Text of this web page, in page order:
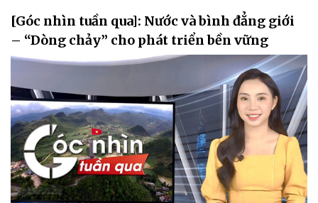
[Góc nhìn tuần qua]: Nước và bình đẳng giới
– “Dòng chảy” cho phát triển bền vững